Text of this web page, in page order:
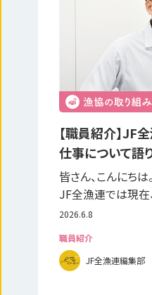
【職員紹介】JF
仕事について
皆さん、こんにち
JF全漁連では現在
2026.6.8
職員紹介
JF全漁連編集部